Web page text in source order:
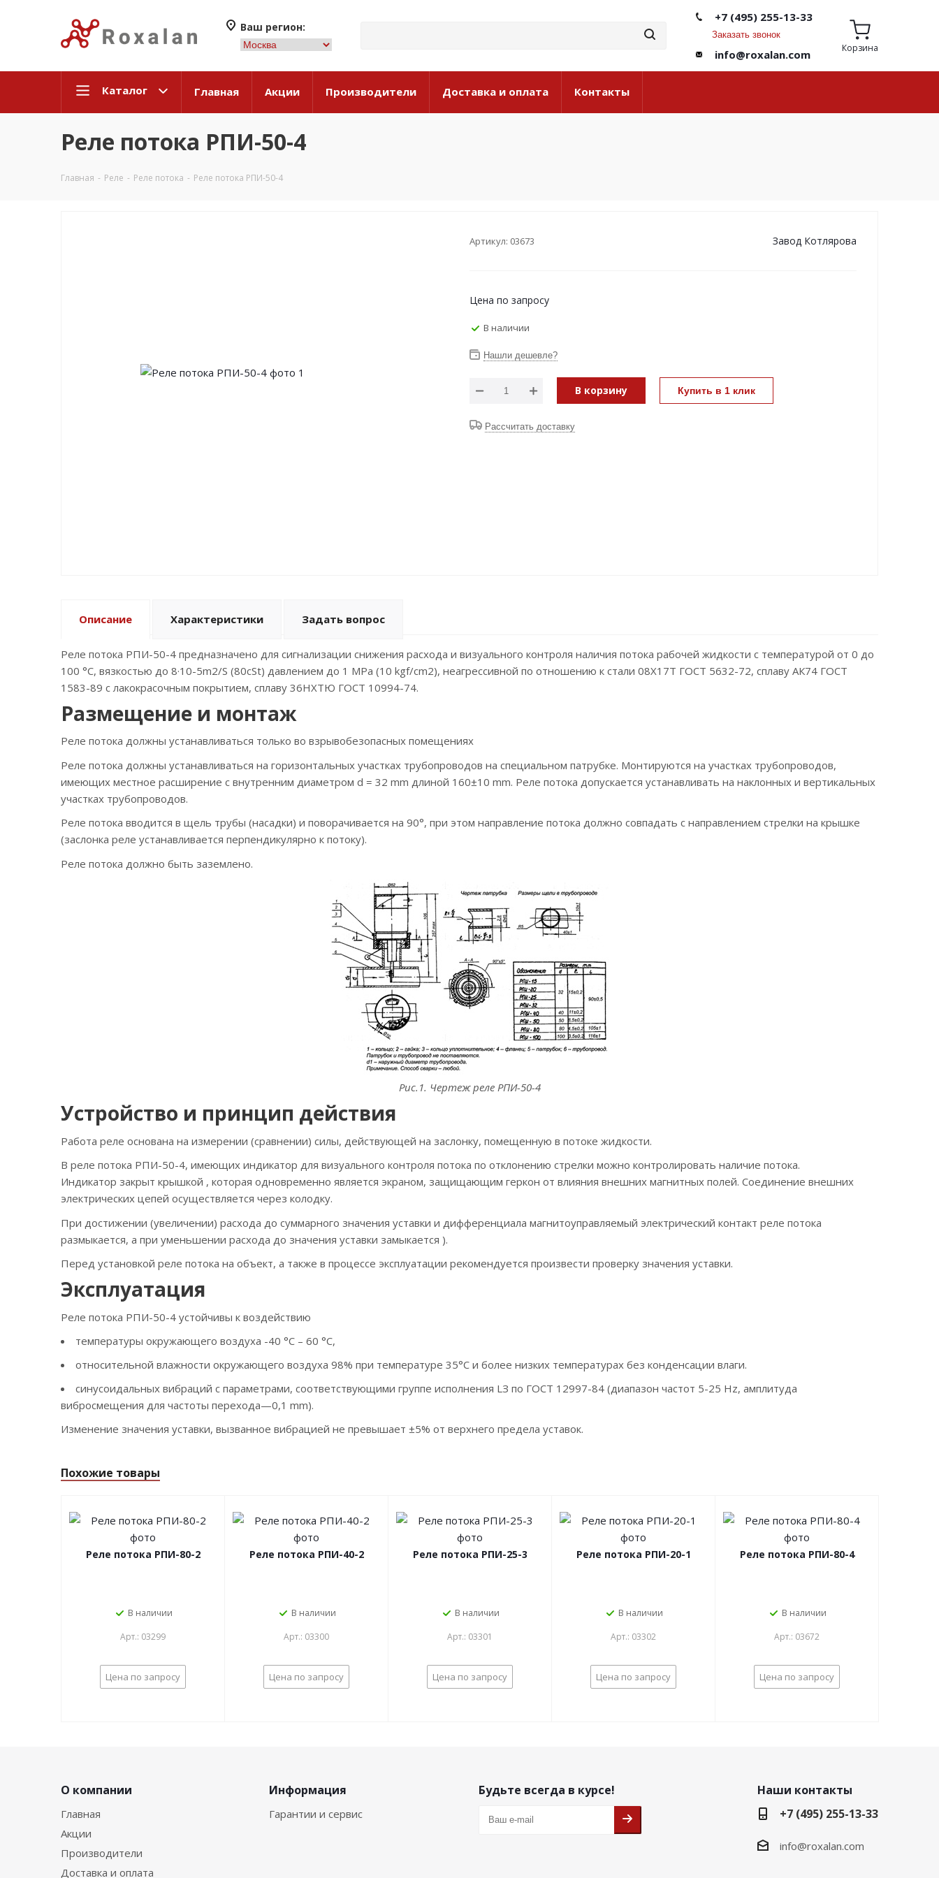
Ваш регион:
+7 (495) 255-13-33
Заказать звонок
info@roxalan.com Корзина
Каталог Главная Акции Производители Доставка и оплата Контакты
Реле потока РПИ-50-4
Главная - Реле - Реле потока - Реле потока РПИ-50-4
Артикул: 03673 Завод Котлярова
Цена по запросу
В наличии
Нашли дешевле?
В корзину Купить в 1 клик
Рассчитать доставку
Описание Характеристики Задать вопрос
Реле потока РПИ-50-4 предназначено для сигнализации снижения расхода и визуального контроля наличия потока рабочей жидкости с температурой от 0 до
100 °С, вязкостью до 8·10-5m2/S (80cSt) давлением до 1 МРа (10 kgf/cm2), неагрессивной по отношению к стали 08Х17Т ГОСТ 5632-72, сплаву АК74 ГОСТ
1583-89 с лакокрасочным покрытием, сплаву 36НХТЮ ГОСТ 10994-74.
Размещение и монтаж
Реле потока должны устанавливаться только во взрывобезопасных помещениях
Реле потока должны устанавливаться на горизонтальных участках трубопроводов на специальном патрубке. Монтируются на участках трубопроводов,
имеющих местное расширение с внутренним диаметром d = 32 mm длиной 160±10 mm. Реле потока допускается устанавливать на наклонных и вертикальных
участках трубопроводов.
Реле потока вводится в щель трубы (насадки) и поворачивается на 90°, при этом направление потока должно совпадать с направлением стрелки на крышке
(заслонка реле устанавливается перпендикулярно к потоку).
Реле потока должно быть заземлено.
Рис.1. Чертеж реле РПИ-50-4
Устройство и принцип действия
Работа реле основана на измерении (сравнении) силы, действующей на заслонку, помещенную в потоке жидкости.
В реле потока РПИ-50-4, имеющих индикатор для визуального контроля потока по отклонению стрелки можно контролировать наличие потока.
Индикатор закрыт крышкой , которая одновременно является экраном, защищающим геркон от влияния внешних магнитных полей. Соединение внешних
электрических цепей осуществляется через колодку.
При достижении (увеличении) расхода до суммарного значения уставки и дифференциала магнитоуправляемый электрический контакт реле потока
размыкается, а при уменьшении расхода до значения уставки замыкается ).
Перед установкой реле потока на объект, а также в процессе эксплуатации рекомендуется произвести проверку значения уставки.
Эксплуатация
Реле потока РПИ-50-4 устойчивы к воздействию
температуры окружающего воздуха -40 °С – 60 °С,
относительной влажности окружающего воздуха 98% при температуре 35°С и более низких температурах без конденсации влаги.
синусоидальных вибраций с параметрами, соответствующими группе исполнения LЗ по ГОСТ 12997-84 (диапазон частот 5-25 Hz, амплитуда
вибросмещения для частоты перехода—0,1 mm).
Изменение значения уставки, вызванное вибрацией не превышает ±5% от верхнего предела уставок.
Похожие товары
Реле потока РПИ-80-2
В наличии
Арт.: 03299
Цена по запросу
Реле потока РПИ-40-2
В наличии
Арт.: 03300
Цена по запросу
Реле потока РПИ-25-3
В наличии
Арт.: 03301
Цена по запросу
Реле потока РПИ-20-1
В наличии
Арт.: 03302
Цена по запросу
Реле потока РПИ-80-4
В наличии
Арт.: 03672
Цена по запросу
О компании
Главная
Акции
Производители
Доставка и оплата
Информация
Гарантии и сервис
Будьте всегда в курсе!
Наши контакты
+7 (495) 255-13-33
info@roxalan.com